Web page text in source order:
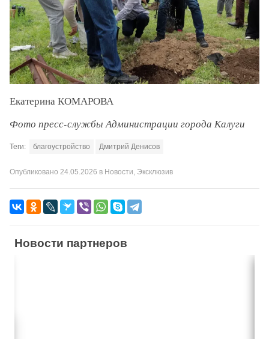
Екатерина КОМАРОВА
Фото пресс-службы Администрации города Калуги
Теги: благоустройство Дмитрий Денисов
Опубликовано 24.05.2026 в Новости, Эксклюзив
Новости партнеров